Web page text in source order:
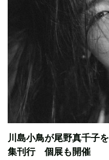
川島小鳥が尾野真千子
集刊行 個展も開催